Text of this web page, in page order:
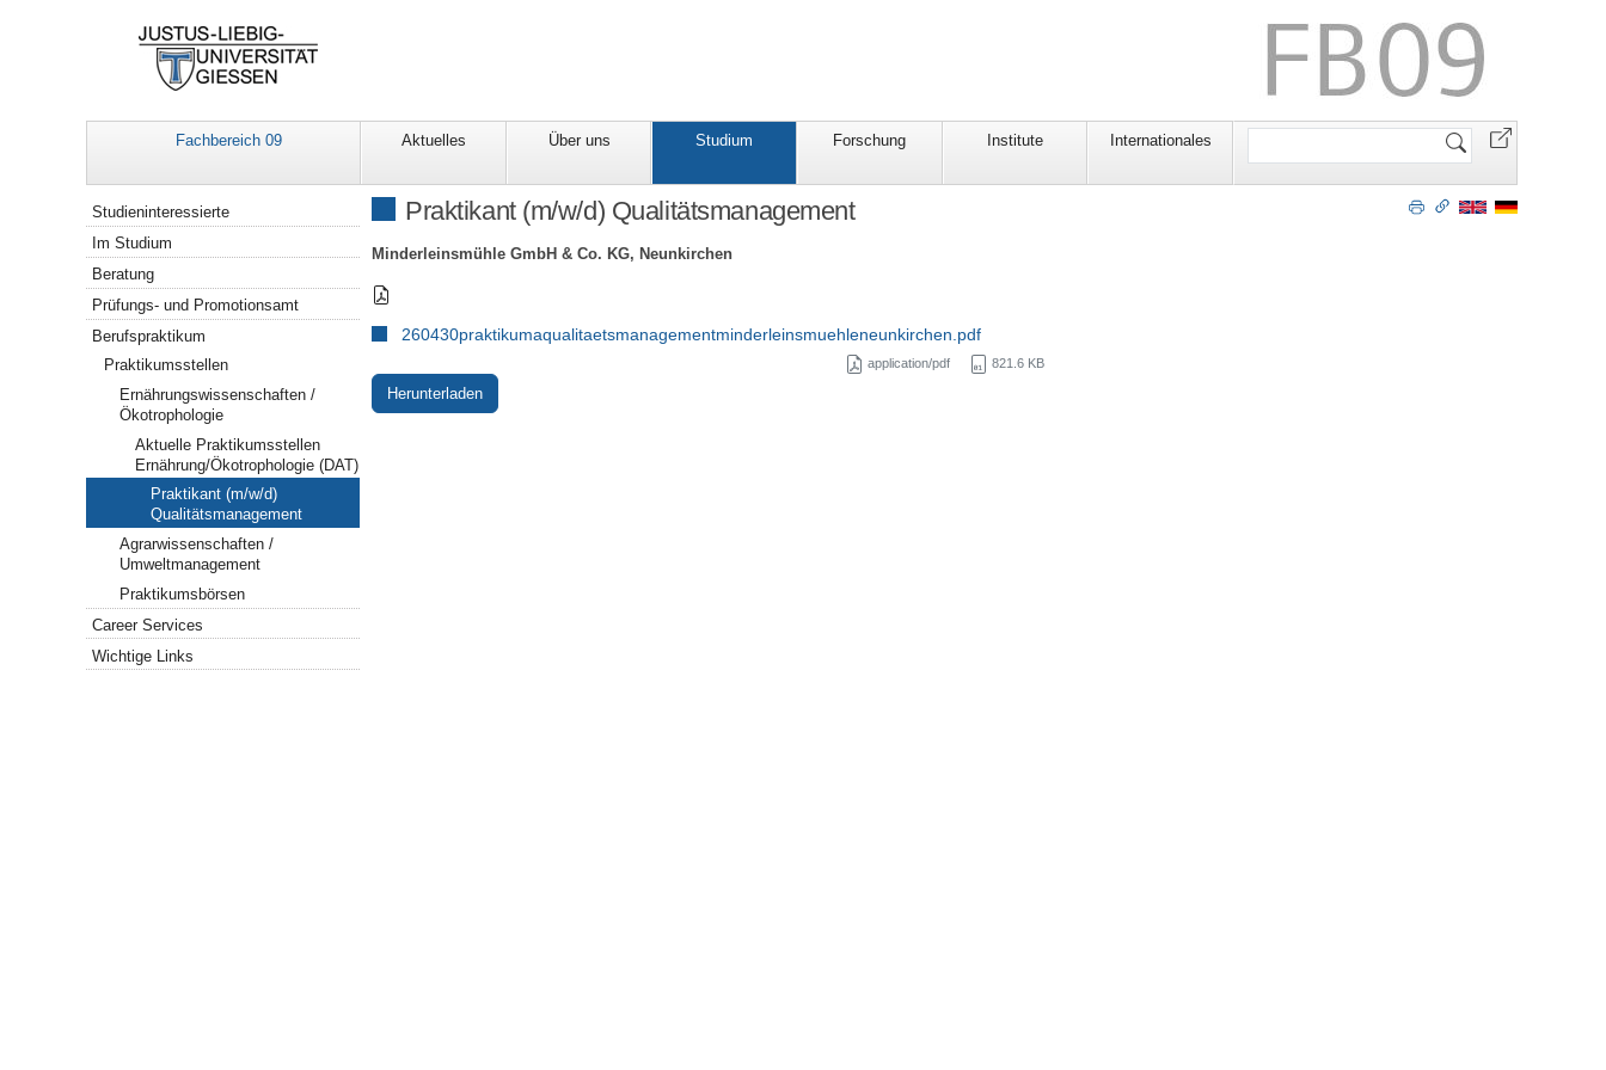
Fachbereich 09 Aktuelles Über uns Studium Forschung Institute Internationales
Website
Praktikant (m/w/d) Qualitätsmanagement
Minderleinsmühle GmbH & Co. KG, Neunkirchen
260430praktikumaqualitaetsmanagementminderleinsmuehleneunkirchen.pdf
application/pdf 821.6 KB
Herunterladen
Navigation
Studieninteressierte
Im Studium
Beratung
Prüfungs- und Promotionsamt
Berufspraktikum
Praktikumsstellen
Ernährungswissenschaften /
Ökotrophologie
Aktuelle Praktikumsstellen
Ernährung/Ökotrophologie (DAT)
Praktikant (m/w/d)
Qualitätsmanagement
Agrarwissenschaften /
Umweltmanagement
Praktikumsbörsen
Career Services
Wichtige Links